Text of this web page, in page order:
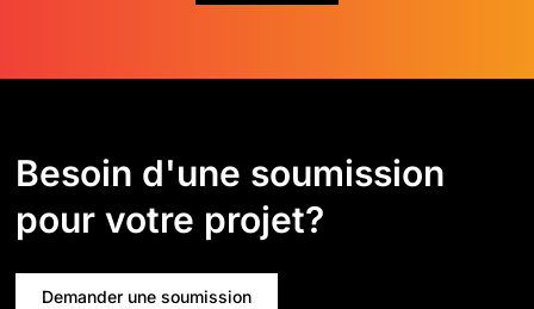
Besoin d'une soumission
pour votre projet?
Demander une soumission